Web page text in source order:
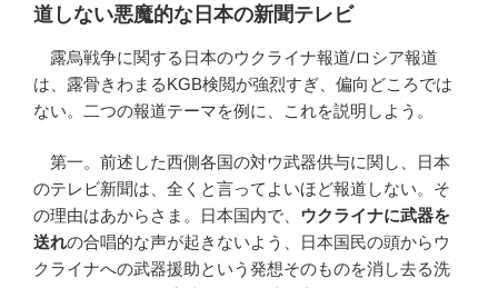
道しない悪魔的な日本の新聞テレビ
露烏戦争に関する日本のウクライナ報道/ロシア報道
は、露骨きわまるKGB検閲が強烈すぎ、偏向どころでは
ない。二つの報道テーマを例に、これを説明しよう。
第一。前述した西側各国の対ウ武器供与に関し、日本
のテレビ新聞は、全くと言ってよいほど報道しない。そ
の理由はあからさま。日本国内で、 ウクライナに武器を
送れの合唱的な声が起きないよう、日本国民の頭からウ
クライナへの武器援助という発想そのものを消し去る洗